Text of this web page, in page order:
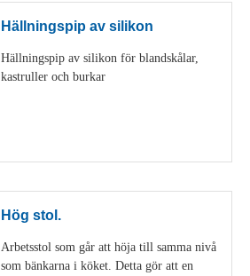
Hällningspip av silikon
Hällningspip av silikon för blandskålar,
kastruller och burkar
Hög stol.
Arbetsstol som går att höja till samma nivå
som bänkarna i köket. Detta gör att en